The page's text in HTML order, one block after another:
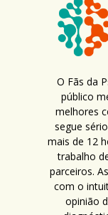
O Fãs da
público
melhores
segue
mais de 12
trabalho
parceiros.
com o
opinião